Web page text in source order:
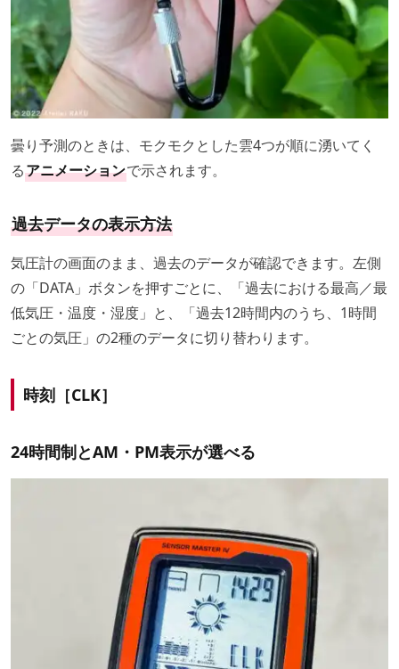
曇り予測のときは、モクモクとした雲4つが順に湧いてく
るアニメーションで示されます。
過去データの表示方法
気圧計の画面のまま、過去のデータが確認できます。左側
の「DATA」ボタンを押すごとに、「過去における最高／最
低気圧・温度・湿度」と、「過去12時間内のうち、1時間
ごとの気圧」の2種のデータに切り替わります。
時刻［CLK］
24時間制とAM・PM表示が選べる